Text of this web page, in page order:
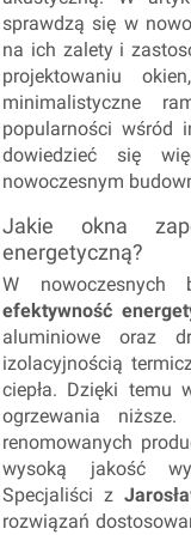
sprawdzą się w
na ich zalety i
projektowaniu
minimalistyczne
popularności wśród
dowiedzieć się
nowoczesnym
Jakie okna
energetyczną?
W nowoczesnych
efektywność
aluminiowe oraz
izolacyjnością
ciepła. Dzięki temu
ogrzewania
renomowanych
wysoką jakość
Specjaliści z
rozwiązań